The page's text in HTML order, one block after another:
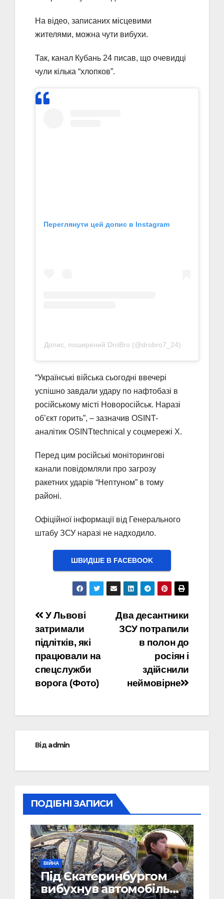
На відео, записаних місцевими
жителями, можна чути вибухи.
Так, канал Кубань 24 писав, що очевидці
чули кілька “хлопков”.
Переглянути цей допис в Instagram
Допис, поширений DroBro (@drobro7_24)
“Українські війська сьогодні ввечері
успішно завдали удару по нафтобазі в
російському місті Новоросійськ. Наразі
об’єкт горить”, – зазначив OSINT-
аналітик OSINTtechnical у соцмережі X.
Перед цим російські моніторингові
канали повідомляли про загрозу
ракетних ударів “Нептуном” в тому
районі.
Офіційної інформації від Генерального
штабу ЗСУ наразі не надходило.
ШВИДШЕ В FACEBOOK
Навігація
записів
Два десантники
ЗСУ потрапили
в полон до
росіян і
здійснили
неймовірне
У Львові
затримали
підлітків, які
працювали на
спецслужби
ворога (Фото)
Відadmin
ПОДІБНІ ЗАПИСИ
ВІЙНА
Під Єкатеринбургом
вибухнув автомобіль